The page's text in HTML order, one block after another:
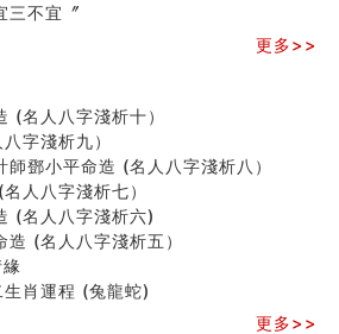
排
)
的字
里日坐伤官克夫？
三不宜〞
更多>>
(名人八字淺析十）
字淺析九）
鄧小平命造 (名人八字淺析八）
人八字淺析七）
(名人八字淺析六)
(名人八字淺析五）
肖運程 (兔龍蛇)
更多>>